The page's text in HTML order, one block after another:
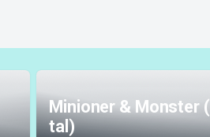
Minioner & Monster
tal)